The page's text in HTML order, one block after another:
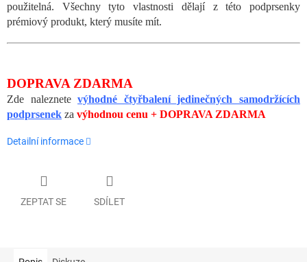
použitelná. Všechny tyto vlastnosti dělají z této podprsenky
prémiový produkt, který musíte mít.
DOPRAVA ZDARMA
Zde naleznetevýhodné čtyřbalení jedinečných samodržících
podprsenek za výhodnou cenu + DOPRAVA ZDARMA
Detailní informace
ZEPTAT SE SDÍLET